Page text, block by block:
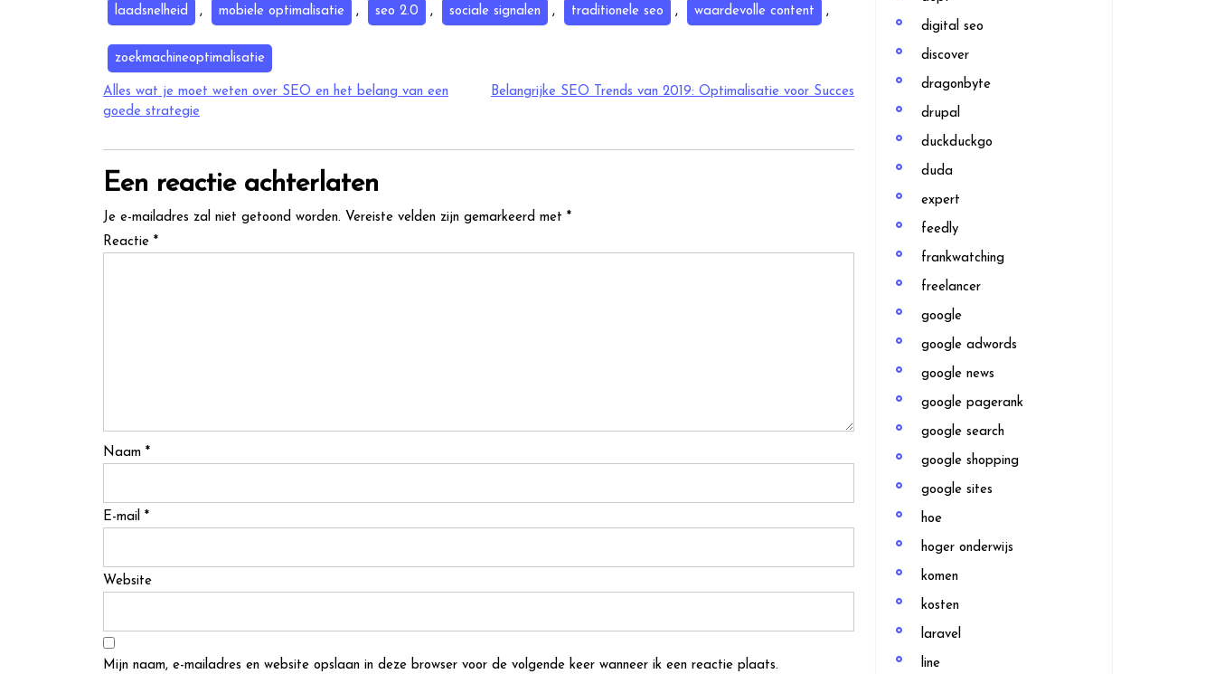
laadsnelheid , mobiele optimalisatie , seo 2.0 , sociale signalen , traditionele seo , waardevolle content ,
zoekmachineoptimalisatie
Berichtnavigatie
Alles wat je moet weten over SEO en het belang van een
goede strategie
Belangrijke SEO Trends van 2019: Optimalisatie voor Succes
Een reactie achterlaten
Je e-mailadres zal niet getoond worden. Vereiste velden zijn gemarkeerd met *
Reactie *
Naam *
E-mail *
Website
Mijn naam, e-mailadres en website opslaan in deze browser voor de volgende keer wanneer ik een reactie plaats.
digital seo
discover
dragonbyte
drupal
duckduckgo
duda
expert
feedly
frankwatching
freelancer
google
google adwords
google news
google pagerank
google search
google shopping
google sites
hoe
hoger onderwijs
komen
kosten
laravel
line